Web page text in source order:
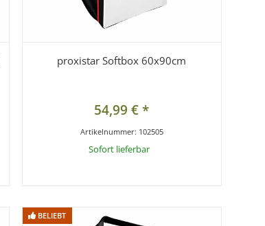
proxistar Softbox 60x90cm
54,99 €*
Artikelnummer: 102505
Sofort lieferbar
BELIEBT
BELIEBT